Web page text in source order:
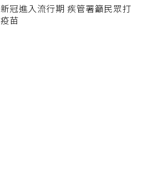
新冠進入流行期 疾管署籲民眾打
疫苗